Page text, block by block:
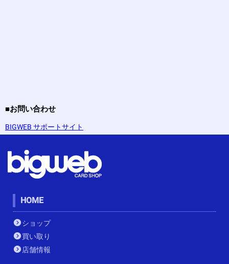
■お問い合わせ
BIGWEB サポートサイト
HOME
ショップ
買い取り
店舗情報